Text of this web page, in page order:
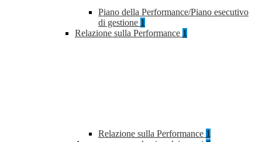
Piano della Performance/Piano esecutivo
di gestione 1
Relazione sulla Performance 1
Relazione sulla Performance 1